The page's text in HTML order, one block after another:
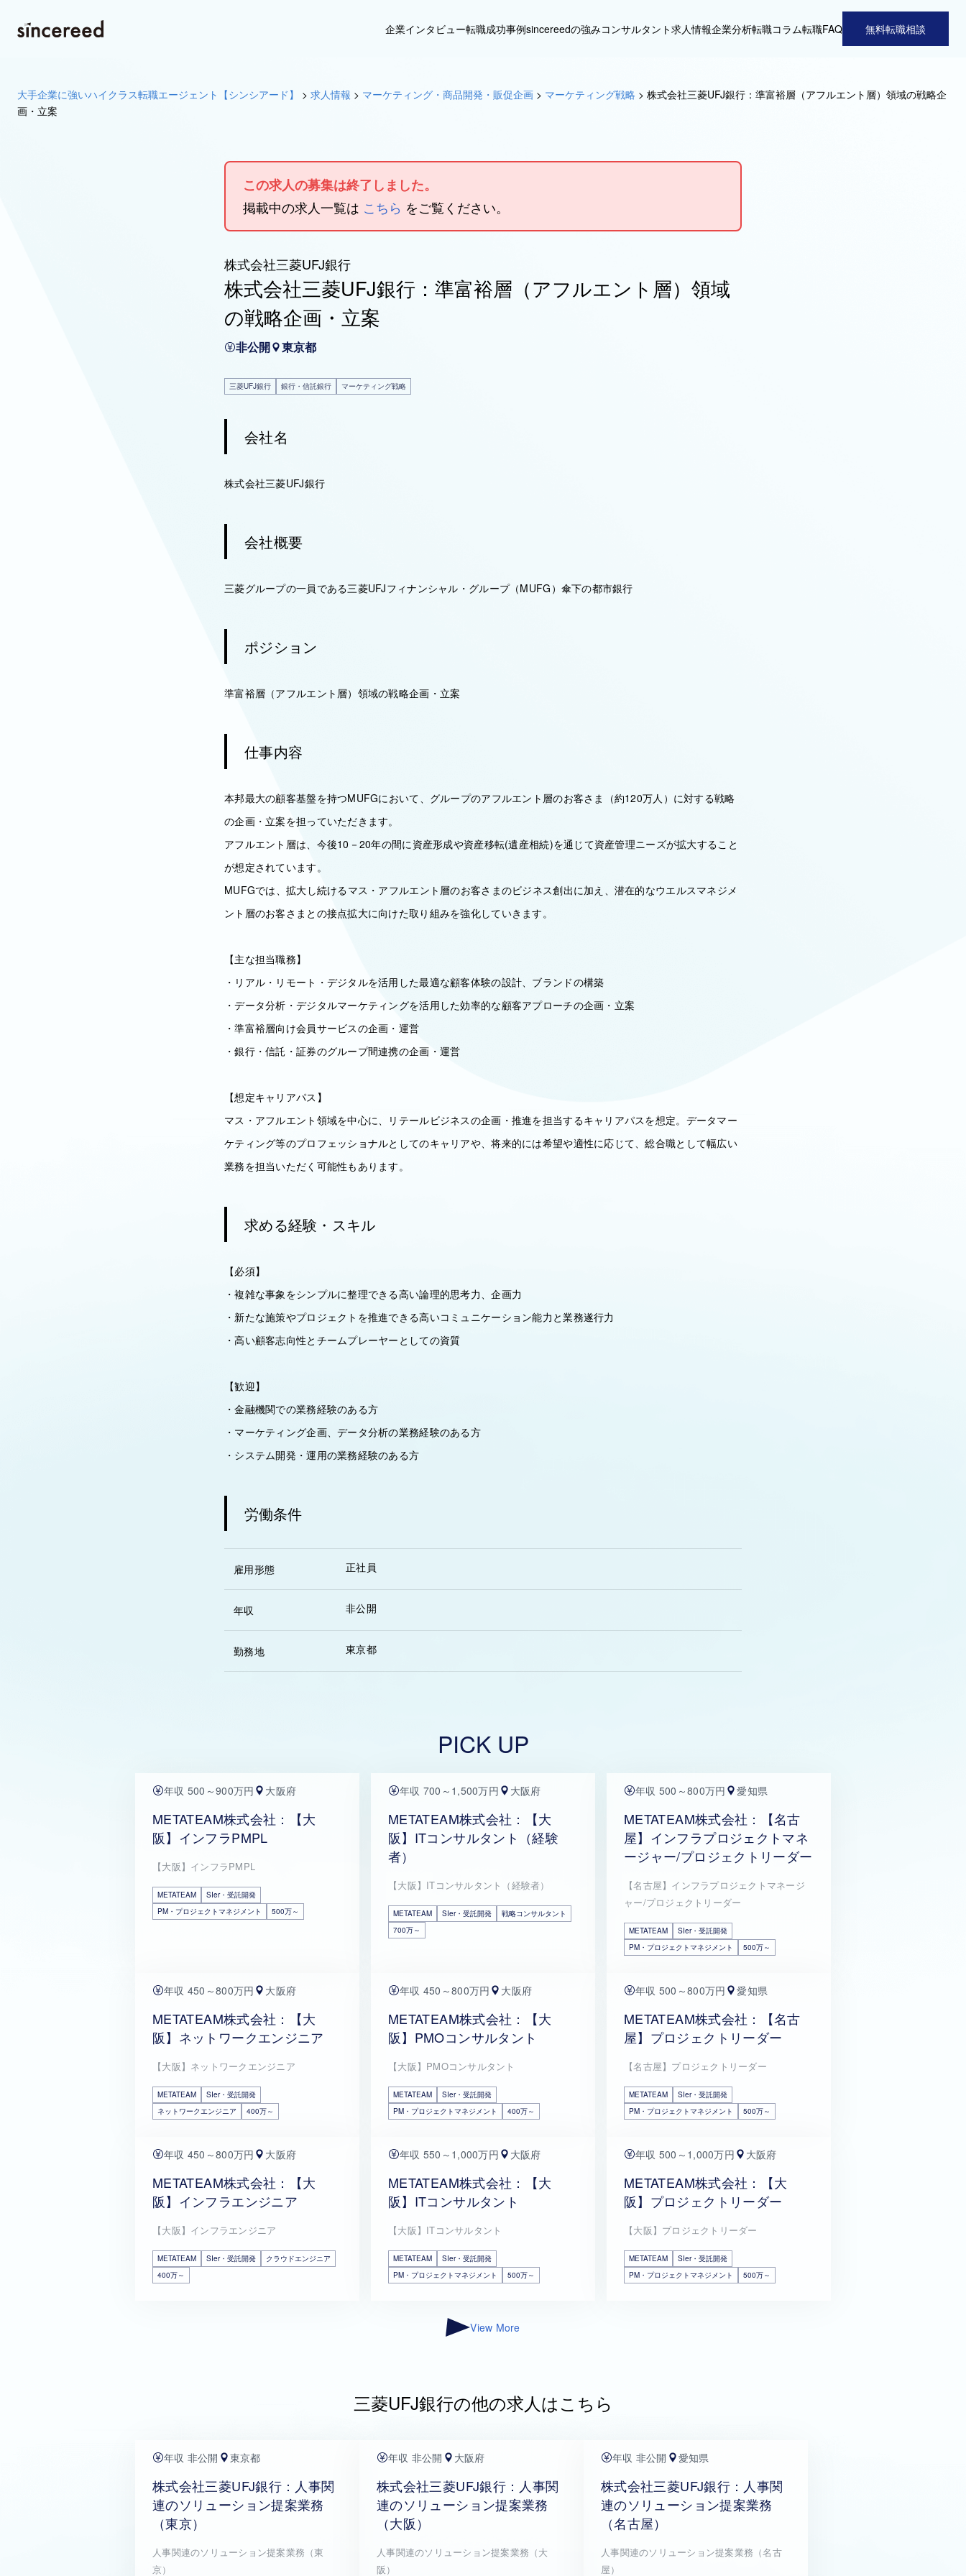
企業インタビュー転職成功事例sincereedの強みコンサルタント求人情報企業分析転職コラム転職FAQ 無料転職相談
大手企業に強いハイクラス転職エージェント【シンシアード】 > 求人情報 > マーケティング・商品開発・販促企画 > マーケティング戦略 > 株式会社三菱UFJ銀行：準富裕層（アフルエント層）領域の戦略企
画・立案
この求人の募集は終了しました。
掲載中の求人一覧は こちら をご覧ください。
株式会社三菱UFJ銀行
株式会社三菱UFJ銀行：準富裕層（アフルエント層）領域
の戦略企画・立案
非公開 東京都
三菱UFJ銀行 銀行・信託銀行 マーケティング戦略
会社名
株式会社三菱UFJ銀行
会社概要
三菱グループの一員である三菱UFJフィナンシャル・グループ（MUFG）傘下の都市銀行
ポジション
準富裕層（アフルエント層）領域の戦略企画・立案
仕事内容
本邦最大の顧客基盤を持つMUFGにおいて、グループのアフルエント層のお客さま（約120万人）に対する戦略
の企画・立案を担っていただきます。
アフルエント層は、今後10－20年の間に資産形成や資産移転(遺産相続)を通じて資産管理ニーズが拡大すること
が想定されています。
MUFGでは、拡大し続けるマス・アフルエント層のお客さまのビジネス創出に加え、潜在的なウエルスマネジメ
ント層のお客さまとの接点拡大に向けた取り組みを強化していきます。
【主な担当職務】
・リアル・リモート・デジタルを活用した最適な顧客体験の設計、ブランドの構築
・データ分析・デジタルマーケティングを活用した効率的な顧客アプローチの企画・立案
・準富裕層向け会員サービスの企画・運営
・銀行・信託・証券のグループ間連携の企画・運営
【想定キャリアパス】
マス・アフルエント領域を中心に、リテールビジネスの企画・推進を担当するキャリアパスを想定。データマー
ケティング等のプロフェッショナルとしてのキャリアや、将来的には希望や適性に応じて、総合職として幅広い
業務を担当いただく可能性もあります。
求める経験・スキル
【必須】
・複雑な事象をシンプルに整理できる高い論理的思考力、企画力
・新たな施策やプロジェクトを推進できる高いコミュニケーション能力と業務遂行力
・高い顧客志向性とチームプレーヤーとしての資質
【歓迎】
・金融機関での業務経験のある方
・マーケティング企画、データ分析の業務経験のある方
・システム開発・運用の業務経験のある方
労働条件
雇用形態 正社員
年収 非公開
勤務地 東京都
PICK UP
年収 500～900万円 大阪府
METATEAM株式会社：【大
阪】インフラPMPL
【大阪】インフラPMPL
METATEAM
SIer・受託開発
PM・プロジェクトマネジメント
500万～
年収 700～1,500万円 大阪府
METATEAM株式会社：【大
阪】ITコンサルタント（経験
者）
【大阪】ITコンサルタント（経験者）
METATEAM SIer・受託開発
戦略コンサルタント
700万～
年収 500～800万円 愛知県
METATEAM株式会社：【名古
屋】インフラプロジェクトマネ
ージャー/プロジェクトリーダー
【名古屋】インフラプロジェクトマネージ
ャー/プロジェクトリーダー
METATEAM
SIer・受託開発
PM・プロジェクトマネジメント
500万～
年収 450～800万円 大阪府
METATEAM株式会社：【大
阪】ネットワークエンジニア
【大阪】ネットワークエンジニア
METATEAM
SIer・受託開発
ネットワークエンジニア
400万～
年収 450～800万円 大阪府
METATEAM株式会社：【大
阪】PMOコンサルタント
【大阪】PMOコンサルタント
METATEAM
SIer・受託開発
PM・プロジェクトマネジメント
400万～
年収 500～800万円 愛知県
METATEAM株式会社：【名古
屋】プロジェクトリーダー
【名古屋】プロジェクトリーダー
METATEAM
SIer・受託開発
PM・プロジェクトマネジメント
500万～
年収 450～800万円 大阪府
METATEAM株式会社：【大
阪】インフラエンジニア
【大阪】インフラエンジニア
METATEAM SIer・受託開発
クラウドエンジニア
400万～
年収 550～1,000万円 大阪府
METATEAM株式会社：【大
阪】ITコンサルタント
【大阪】ITコンサルタント
METATEAM
SIer・受託開発
PM・プロジェクトマネジメント
500万～
年収 500～1,000万円 大阪府
METATEAM株式会社：【大
阪】プロジェクトリーダー
【大阪】プロジェクトリーダー
METATEAM
SIer・受託開発
PM・プロジェクトマネジメント
500万～
View More
三菱UFJ銀行の他の求人はこちら
年収 非公開 東京都
株式会社三菱UFJ銀行：人事関
連のソリューション提案業務
（東京）
人事関連のソリューション提案業務（東
京）
年収 非公開 大阪府
株式会社三菱UFJ銀行：人事関
連のソリューション提案業務
（大阪）
人事関連のソリューション提案業務（大
阪）
年収 非公開 愛知県
株式会社三菱UFJ銀行：人事関
連のソリューション提案業務
（名古屋）
人事関連のソリューション提案業務（名古
屋）